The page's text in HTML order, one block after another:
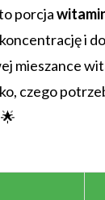
porcja
i
mieszance
czego